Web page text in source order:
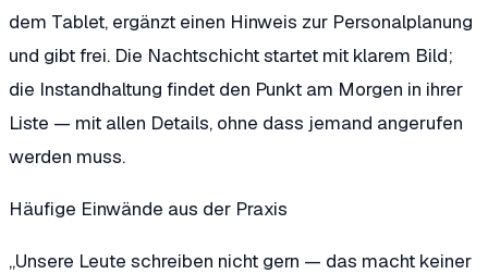
dem Tablet, ergänzt einen Hinweis zur Personalplanung
und gibt frei. Die Nachtschicht startet mit klarem Bild;
die Instandhaltung findet den Punkt am Morgen in ihrer
Liste — mit allen Details, ohne dass jemand angerufen
werden muss.
Häufige Einwände aus der Praxis
„Unsere Leute schreiben nicht gern — das macht keiner